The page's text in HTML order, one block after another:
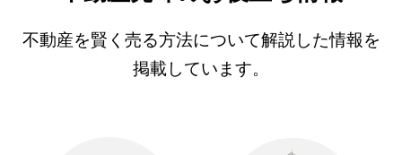
不動産を賢く売る方法について解説した情報を
掲載しています。